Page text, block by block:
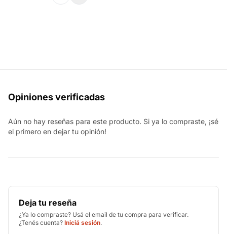
Opiniones verificadas
Aún no hay reseñas para este producto. Si ya lo compraste, ¡sé
el primero en dejar tu opinión!
Deja tu reseña
¿Ya lo compraste? Usá el email de tu compra para verificar.
¿Tenés cuenta? Iniciá sesión.